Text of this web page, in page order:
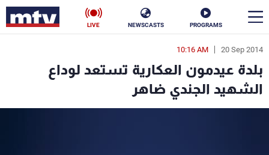
PROGRAMS
NEWSCASTS
LIVE
20 Sep 2014
10:16 AM
بلدة عيدمون العكارية تستعد لوداع
الشهيد الجندي ضاهر
en
الأخبار
سياسة ناس